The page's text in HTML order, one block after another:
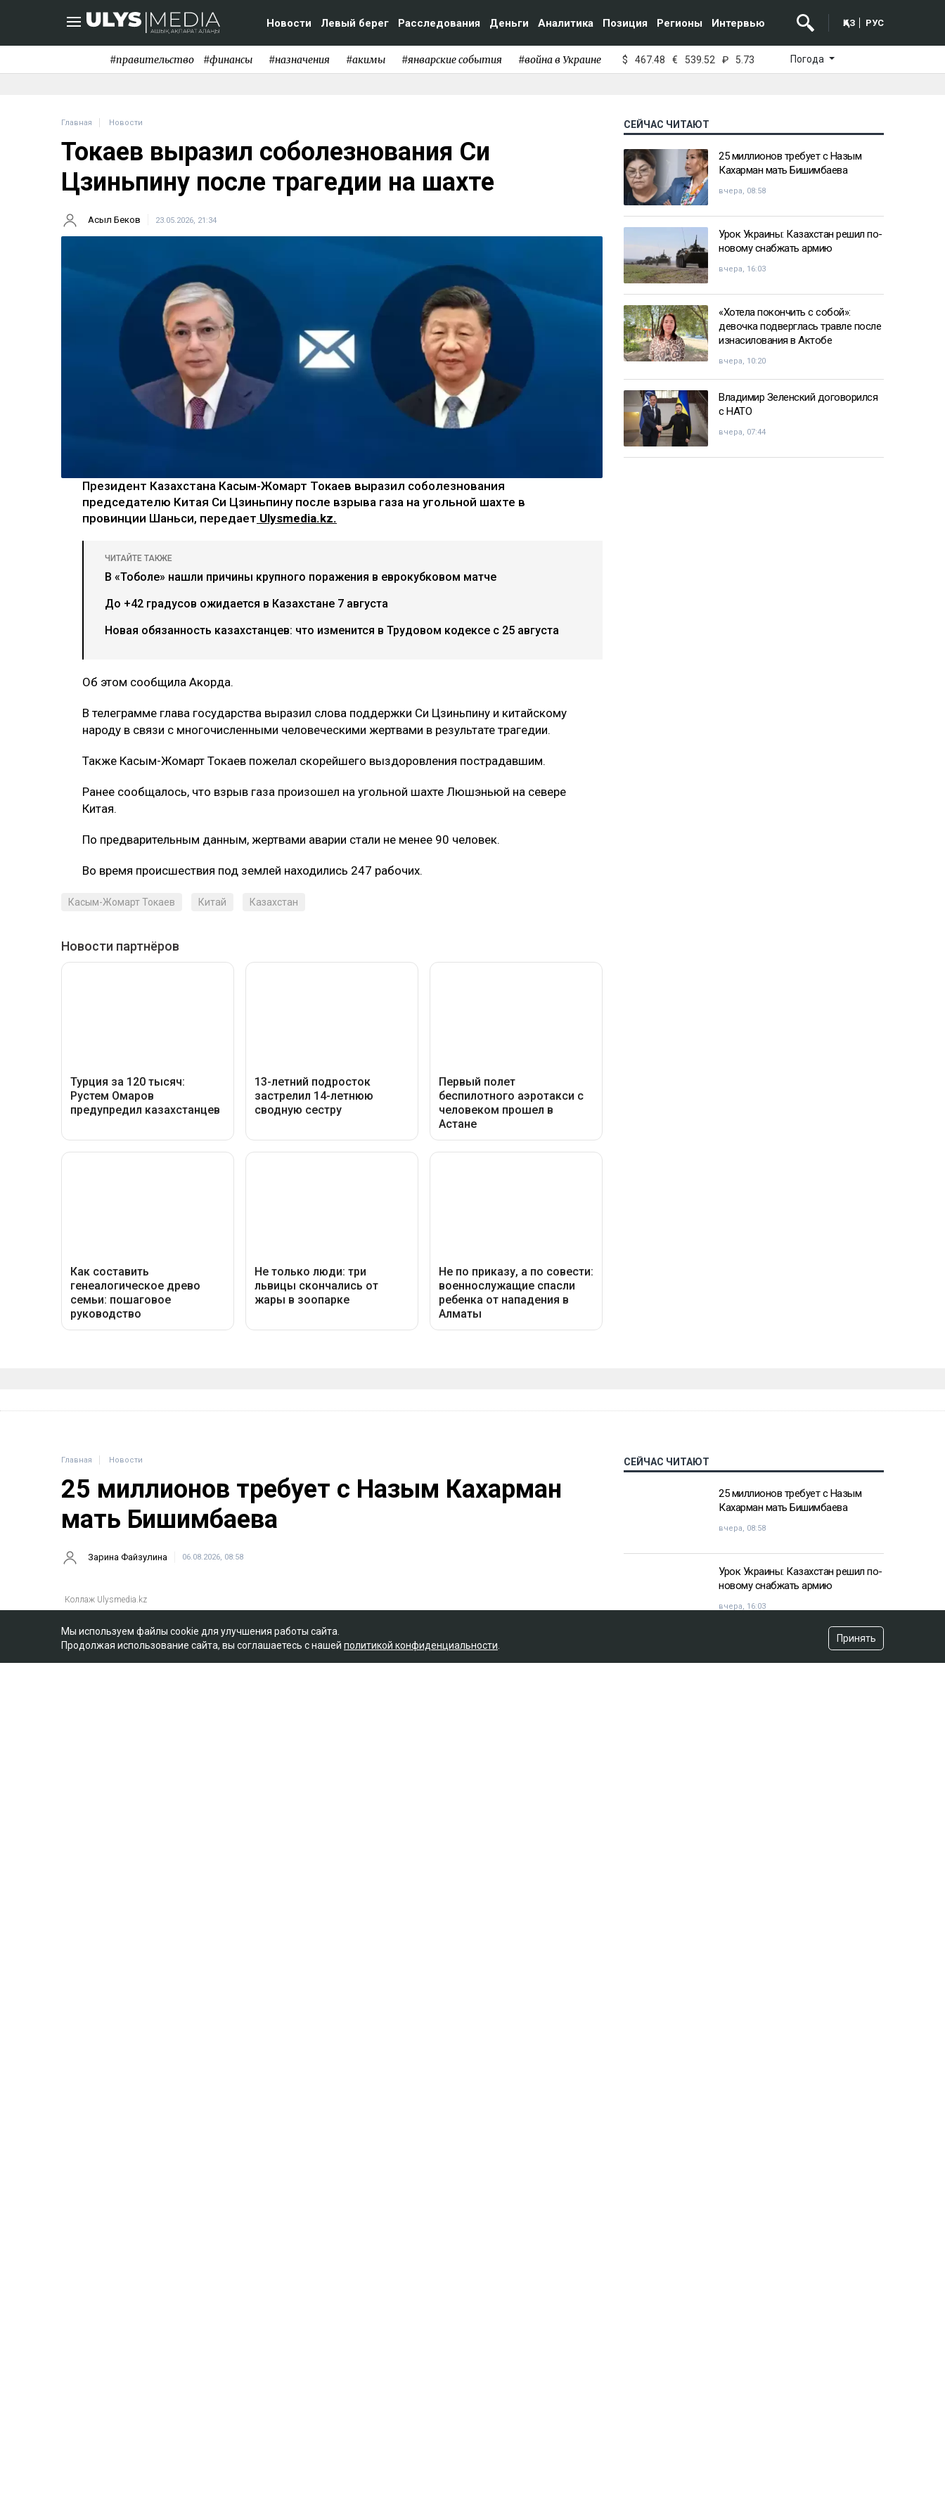
Новости Левый берег Расследования Деньги Аналитика Позиция Регионы Интервью ҚАЗ РУС
#правительство #финансы #назначения #акимы #январские события #война в Украине $ 467.48 € 539.52 ₽ 5.73 Погода
Главная Новости
Токаев выразил соболезнования Си
Цзиньпину после трагедии на шахте
Асыл Беков 23.05.2026, 21:34
Президент Казахстана Касым-Жомарт Токаев выразил соболезнования
председателю Китая Си Цзиньпину после взрыва газа на угольной шахте в
провинции Шаньси, передает Ulysmedia.kz.
ЧИТАЙТЕ ТАКЖЕ
В «Тоболе» нашли причины крупного поражения в еврокубковом матче
До +42 градусов ожидается в Казахстане 7 августа
Новая обязанность казахстанцев: что изменится в Трудовом кодексе с 25 августа
Об этом сообщила Акорда.
В телеграмме глава государства выразил слова поддержки Си Цзиньпину и китайскому
народу в связи с многочисленными человеческими жертвами в результате трагедии.
Также Касым-Жомарт Токаев пожелал скорейшего выздоровления пострадавшим.
Ранее сообщалось, что взрыв газа произошел на угольной шахте Люшэньюй на севере
Китая.
По предварительным данным, жертвами аварии стали не менее 90 человек.
Во время происшествия под землей находились 247 рабочих.
Касым-Жомарт Токаев Китай Казахстан
СЕЙЧАС ЧИТАЮТ
25 миллионов требует с Назым
Кахарман мать Бишимбаева
вчера, 08:58
Урок Украины: Казахстан решил по-
новому снабжать армию
вчера, 16:03
«Хотела покончить с собой»:
девочка подверглась травле после
изнасилования в Актобе
вчера, 10:20
Владимир Зеленский договорился
с НАТО
вчера, 07:44
Главная Новости
25 миллионов требует с Назым Кахарман
мать Бишимбаева
Зарина Файзулина 06.08.2026, 08:58
СЕЙЧАС ЧИТАЮТ
25 миллионов требует с Назым
Кахарман мать Бишимбаева
вчера, 08:58
Урок Украины: Казахстан решил по-
новому снабжать армию
вчера, 16:03
«Хотела покончить с собой»:
девочка подверглась травле после
Мы используем файлы cookie для улучшения работы сайта.
Продолжая использование сайта, вы соглашаетесь с нашей политикой конфиденциальности
Принять